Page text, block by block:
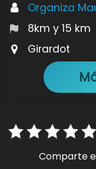
Organiza
8km y 15 km
Girardot
Comparte